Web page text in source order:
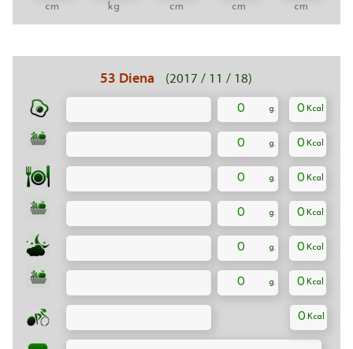
cm kg cm cm cm
53 Diena (2017 / 11 / 18)
0 0
0 0
0 0
0 0
0 0
0 0
0